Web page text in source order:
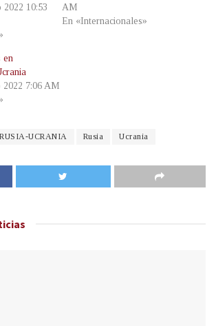
10:53
AM
En «Internacionales»
en
7:06 AM
UCRANIA Rusia Ucrania